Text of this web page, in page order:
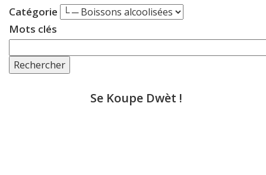
Catégorie
Mots clés
Rechercher
Se Koupe Dwèt !